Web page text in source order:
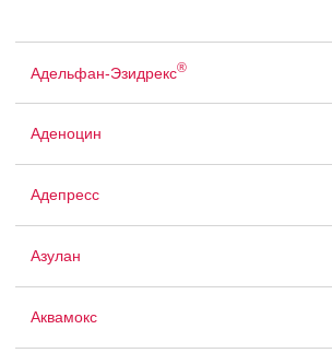
Адельфан-Эзидрекс®
Аденоцин
Адепресс
Азулан
Аквамокс